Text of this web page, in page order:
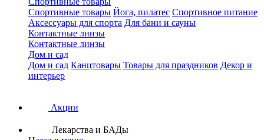
Спортивные товары Йога, пилатес Спортивное питание
Аксессуары для спорта Для бани и сауны
Контактные линзы
Контактные линзы
Дом и сад
Дом и сад Канцтовары Товары для праздников Декор и
интерьер
Акции
Лекарства и БАДы